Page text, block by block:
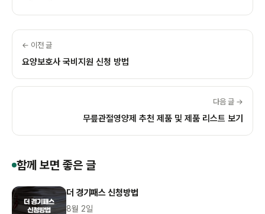
← 이전 글
요양보호사 국비지원 신청 방법
다음 글 →
무릎관절영양제 추천 제품 및 제품 리스트 보기
함께 보면 좋은 글
더 경기패스 신청방법
8월 2일